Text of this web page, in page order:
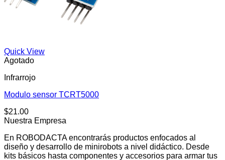
Quick View
Agotado
Infrarrojo
Modulo sensor TCRT5000
$21.00
Nuestra Empresa
En ROBODACTA encontrarás productos enfocados al
diseño y desarrollo de minirobots a nivel didáctico. Desde
kits básicos hasta componentes y accesorios para armar tus